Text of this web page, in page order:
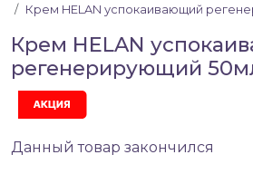
Крем HELAN успокаивающий
Крем HELAN
регенерирующий
Данный товар закончился